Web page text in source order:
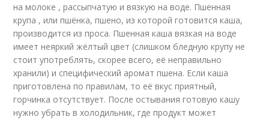
на молоке , рассыпчатую и вязкую на воде. Пшенная
крупа , или пшёнка, пшено, из которой готовится каша,
производится из проса. Пшенная каша вязкая на воде
имеет неяркий жёлтый цвет (слишком бледную крупу не
стоит употреблять, скорее всего, её неправильно
хранили) и специфический аромат пшена. Если каша
приготовлена по правилам, то её вкус приятный,
горчинка отсутствует. После остывания готовую кашу
нужно убрать в холодильник, где продукт может